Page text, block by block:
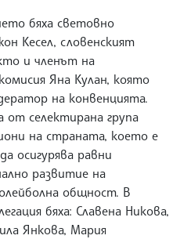
бяха световно
Кесел, словенският
и членът на
Яна Кулан, която
на конвенцията.
от селектирана група
на страната, което е
осигурява равни
развитие на
общност. В
бяха: Славена Никова,
Янкова, Мария